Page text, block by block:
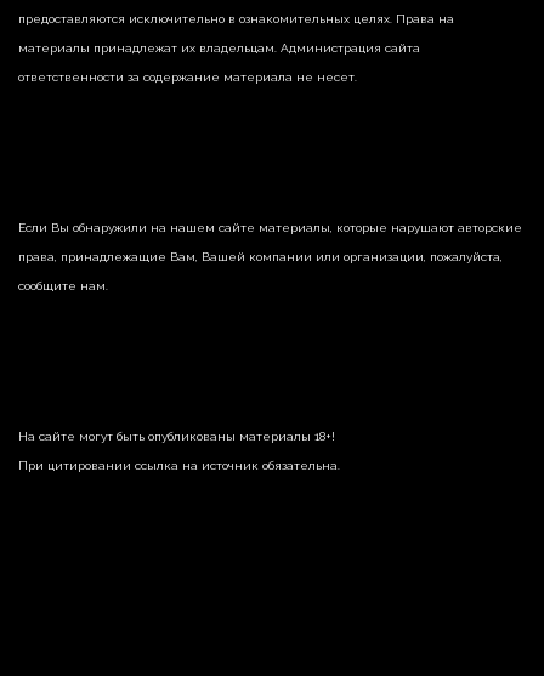
предоставляются исключительно в ознакомительных целях. Права на
материалы принадлежат их владельцам. Администрация сайта
ответственности за содержание материала не несет.
Если Вы обнаружили на нашем сайте материалы, которые нарушают авторские
права, принадлежащие Вам, Вашей компании или организации, пожалуйста,
сообщите нам.
На сайте могут быть опубликованы материалы 18+!
При цитировании ссылка на источник обязательна.